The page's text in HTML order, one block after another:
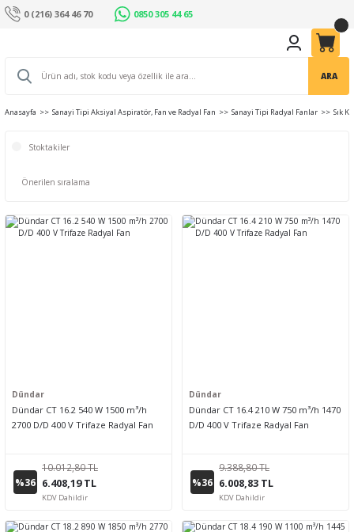
0 (216) 364 46 70 0850 305 44 65
ARA
Anasayfa Sanayi Tipi Aksiyal Aspiratör, Fan ve Radyal Fan Sanayi Tipi Radyal Fanlar Sık
Stoktakiler
Dündar
Dündar CT 16.2 540 W 1500 m³/h
2700 D/D 400 V Trifaze Radyal Fan
%36
10.012,80 TL
6.408,19 TL
KDV Dahildir
Dündar
Dündar CT 16.4 210 W 750 m³/h 1470
D/D 400 V Trifaze Radyal Fan
%36
9.388,80 TL
6.008,83 TL
KDV Dahildir